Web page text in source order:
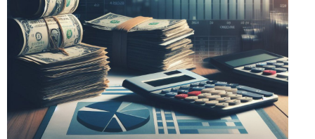
info@business-magazine.online
Отдел рекламы
reklama@business-magazine.online
Отдел распространения/редакционная подписка
podpiska@business-magazine.online
Отдел по работе с партнерами
partner@business-magazine.online